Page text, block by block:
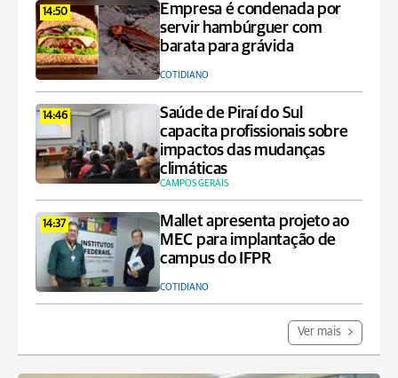
14:50
Empresa é condenada por
servir hambúrguer com
barata para grávida
COTIDIANO
14:46
Saúde de Piraí do Sul
capacita profissionais sobre
impactos das mudanças
climáticas
CAMPOS GERAIS
14:37
Mallet apresenta projeto ao
MEC para implantação de
campus do IFPR
COTIDIANO
Ver mais